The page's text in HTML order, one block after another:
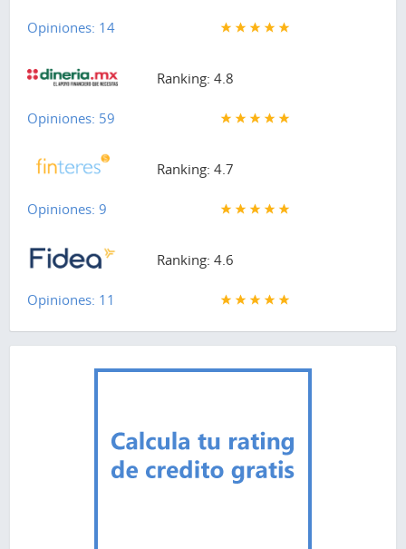
Opiniones: 14
Ranking: 4.8
Opiniones: 59
Ranking: 4.7
Opiniones: 9
Ranking: 4.6
Opiniones: 11